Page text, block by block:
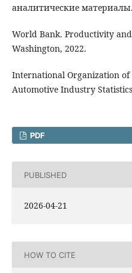
аналитические
World Bank. Productivity
Washington, 2022.
International Organization
Automotive Industry
PDF
PUBLISHED
2026-04-21
HOW TO CITE